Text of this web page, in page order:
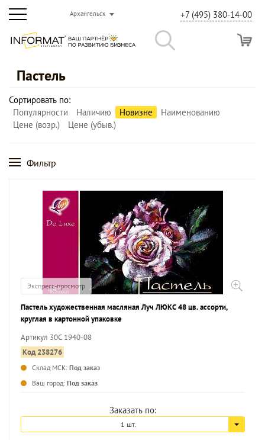
Архангельск +7 (495) 380-14-00
Пастель
Сортировать по:
Популярности
Наличию Новизне
Наименованию
Цене (возр.)
Цене (убыв.)
Фильтр
Экспресс-просмотр
Пастель художественная масляная Луч ЛЮКС 48 цв. ассорти,
круглая в картонной упаковке
Артикул 30С 1940-08
Код 238276
Склад МСК: Под заказ
Ваш город: Под заказ
Заказать по:
1 шт.